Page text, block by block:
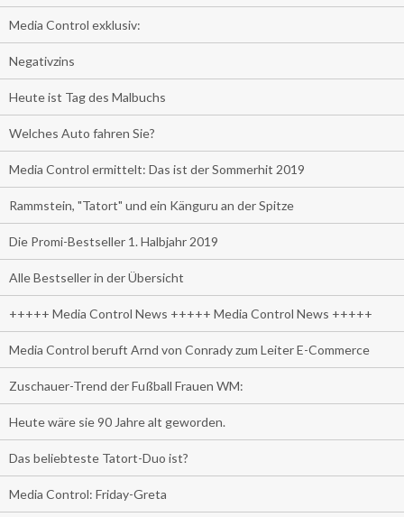
Media Control exklusiv:
Negativzins
Heute ist Tag des Malbuchs
Welches Auto fahren Sie?
Media Control ermittelt: Das ist der Sommerhit 2019
Rammstein, "Tatort" und ein Känguru an der Spitze
Die Promi-Bestseller 1. Halbjahr 2019
Alle Bestseller in der Übersicht
+++++ Media Control News +++++ Media Control News +++++
Media Control beruft Arnd von Conrady zum Leiter E-Commerce
Zuschauer-Trend der Fußball Frauen WM:
Heute wäre sie 90 Jahre alt geworden.
Das beliebteste Tatort-Duo ist?
Media Control: Friday-Greta